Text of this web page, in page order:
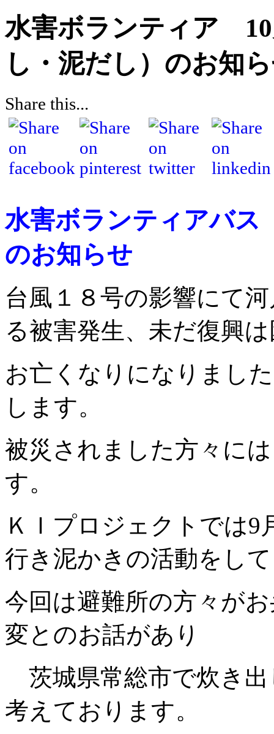
水害ボランティア 10
し・泥だし）のお知
Share this...
水害ボランティアバ
のお知らせ
台風１８号の影響にて
る被害発生、未だ復興
お亡くなりになりまし
します。
被災されました方々に
す。
ＫＩプロジェクトでは9
行き泥かきの活動をし
今回は避難所の方々が
変とのお話があり
茨城県常総市で炊き
考えております。